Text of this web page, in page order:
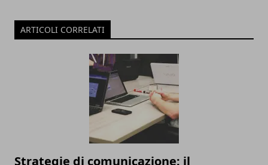
ARTICOLI CORRELATI
Strategie di comunicazione: il